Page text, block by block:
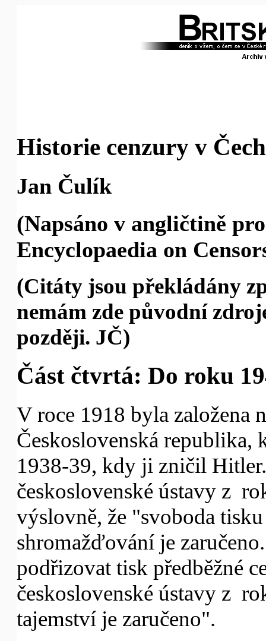
Historie cenzury v
Jan Čulík
(Napsáno v angličtině
Encyclopaedia on
(Citáty jsou překládány
nemám zde původní
později. JČ)
Část čtvrtá: Do roku
V roce 1918 byla založena
Československá republika,
1938-39, kdy ji zničil
československé ústavy z
výslovně, že "svoboda
shromažďování je
podřizovat tisk předběžné
československé ústavy z
tajemství je zaručeno".